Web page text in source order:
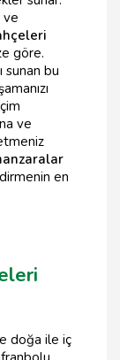
ve
göre.
sunan bu
ve
en
doğa ile iç